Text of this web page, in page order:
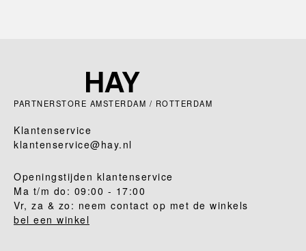
PARTNERSTORE AMSTERDAM / ROTTERDAM
Klantenservice
klantenservice@hay.nl
Openingstijden klantenservice
Ma t/m do: 09:00 - 17:00
Vr, za & zo: neem contact op met de winkels
bel een winkel